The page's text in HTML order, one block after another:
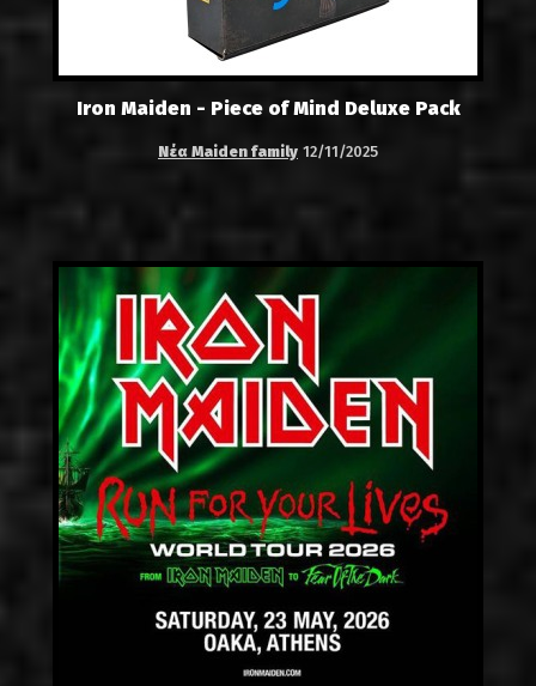
Iron Maiden - Piece of Mind Deluxe Pack
Νέα Maiden family 12/11/2025